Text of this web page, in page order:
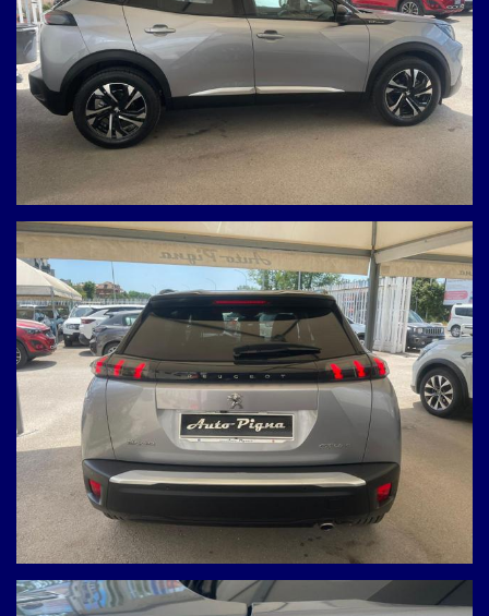
NON HAI TROVATO L'AUTO CHE
CERCHI?
Compila il modulo e ti contatteremo appena l'auto che
cerchi sarà disponibile